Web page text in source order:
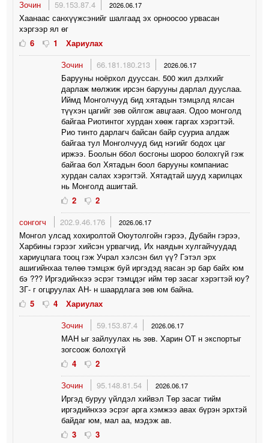
Зочин 59.153.87.4 2026.06.17
Хаанаас санхүүжсэнийг шалгаад эх орноосоо урвасан
хэргээр ял өг
6
1
Хариулах
Зочин
66.181.180.213 2026.06.17
Барууны ноёрхол дууссан. 500 жил дэлхийг
дарлаж мөлжиж ирсэн барууны дарлал дууслаа.
Иймд Монголчууд бид хятадын тэмцэлд ялсан
түүхэн цагийг зөв ойлгож авцгаая. Одоо монголд
байгаа Риотинтог хурдан хөөж гаргах хэрэгтэй.
Рио тинто дарлагч байсан байр сууриа алдаж
байгаа тул Монголчууд бид нэгийг бодох цаг
иржээ. Боолын ббол босгоны шороо болохгүй гэж
байгаа бол Хятадын боол барууны компаниас
хурдан салах хэрэгтэй. Хятадтай шууд харилцах
нь Монголд ашигтай.
2
2
сонгогч
202.9.46.176 2026.06.17
Монгол улсад хохиролтой Оюутолгойн гэрээ, Дубайн гэрээ,
Харбины гэрээг хийсэн урвагчид, Их наядын хулгайчуудад
хариуцлага тооц гэж Учрал хэлсэн бил үү? Гэтэл эрх
ашигийнхаа төлөө тэмцэж буй иргэдэд яасан эр бар байх юм
бэ ??? Иргэдийнхээ эсрэг тэмцдэг ийм төр засаг хэрэгтэй юу?
ЗГ- г огцруулах АН- н шаардлага зөв юм байна.
5
4
Хариулах
Зочин
59.153.87.4 2026.06.17
МАН ыг зайлуулах нь зөв. Харин ОТ н экспортыг
зогсоож болохгүй
4
2
Зочин
95.148.81.54 2026.06.17
Иргэд буруу үйлдэл хийвэл Төр засаг тийм
иргэдийнхээ эсрэг арга хэмжээ авах бүрэн эрхтэй
байдаг юм, мал аа, мэдэж ав.
3
3